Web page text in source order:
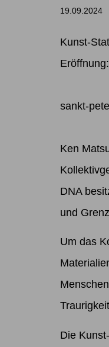
19.09.2024
Kunst-
sankt-
Ken
DNA
und
Um das
Die